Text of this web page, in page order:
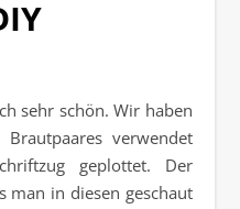
sehr schön. Wir haben
verwendet
geplottet. Der
man in diesen geschaut